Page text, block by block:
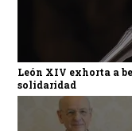
León XIV exhorta a
solidaridad